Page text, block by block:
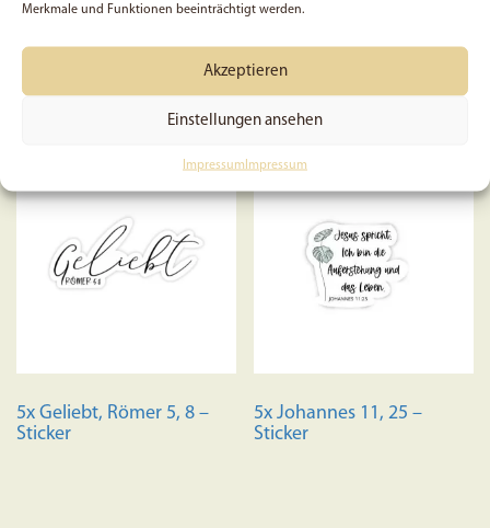
Merkmale und Funktionen beeinträchtigt werden.
Akzeptieren
Einstellungen ansehen
Impressum Impressum
In den Warenkorb
mit
In den Warenkorb
5x Geliebt, Römer 5, 8 –
Sticker
5x Johannes 11, 25 –
Sticker